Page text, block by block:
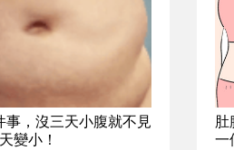
事，沒三天小腹就不見
變小！
肚
一